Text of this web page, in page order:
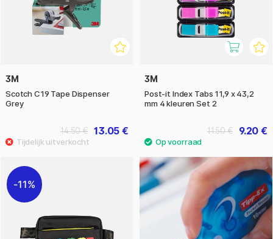
3M
Scotch C19 Tape Dispenser
Grey
13.05 €
14.50 €
3M
Post-it Index Tabs 11,9 x 43,2
mm 4 kleuren Set 2
9.20 €
11.50 €
11%